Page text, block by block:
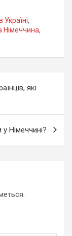
Україні,
Німеччина,
які
Німеччині?